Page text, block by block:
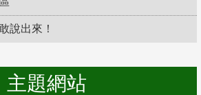
說出來！
主題網站